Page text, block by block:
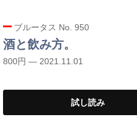
ブルータス No. 950
酒と飲み方。
800円 — 2021.11.01
試し読み